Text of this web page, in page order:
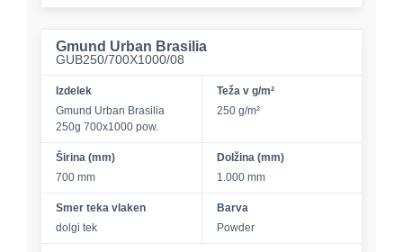
Gmund Urban Brasilia
GUB250/700X1000/08
Izdelek
Gmund Urban Brasilia
250g 700x1000 pow.
Teža v g/m²
250 g/m²
Širina (mm)
700 mm
Dolžina (mm)
1.000 mm
Smer teka vlaken
dolgi tek
Barva
Powder